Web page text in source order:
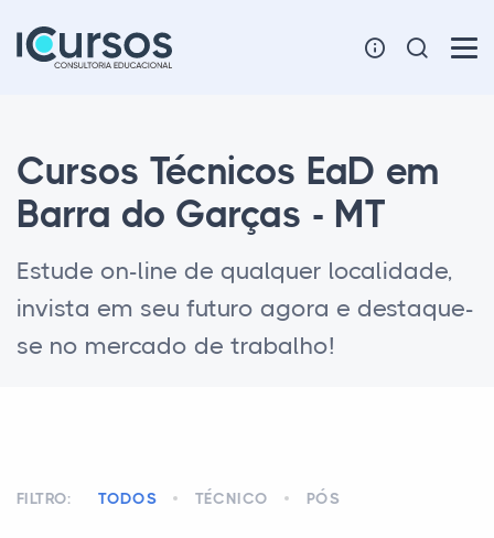
Cursos Técnicos EaD em
Barra do Garças - MT
Estude on-line de qualquer localidade,
invista em seu futuro agora e destaque-
se no mercado de trabalho!
FILTRO: TODOS TÉCNICO PÓS